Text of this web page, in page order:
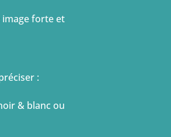
forte et
:
& blanc ou